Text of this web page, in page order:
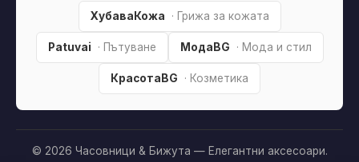
ХубаваКожа · Грижа за кожата
Patuvai · Пътуване МодаBG · Мода и стил
КрасотаBG · Козметика
© 2026 Часовници & Бижута — Елегантни аксесоари.